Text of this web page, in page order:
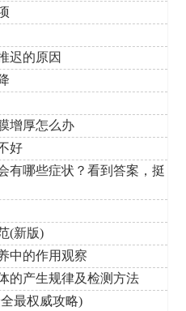
迟的原因
增厚怎么办
好
有哪些症状？看到答案，挺
(新版)
中的作用观察
的产生规律及检测方法
最权威攻略)